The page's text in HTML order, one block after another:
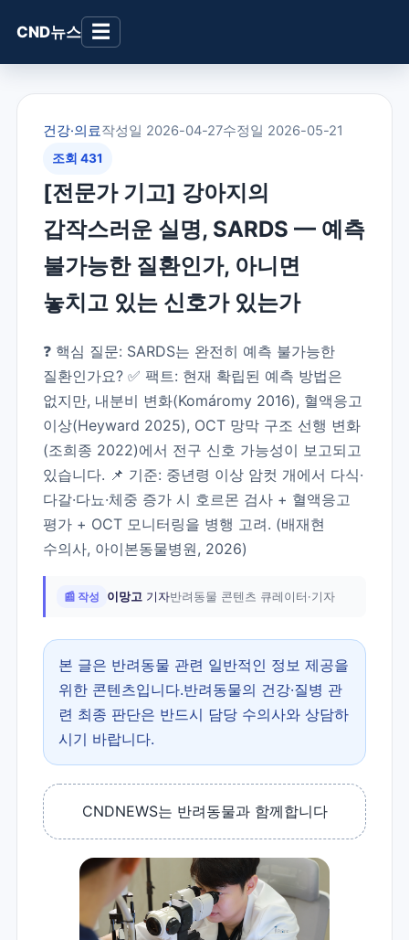
CND뉴스 ☰
건강·의료작성일 2026-04-27수정일 2026-05-21
조회 431
[전문가 기고] 강아지의
갑작스러운 실명, SARDS — 예측
불가능한 질환인가, 아니면
놓치고 있는 신호가 있는가
❓ 핵심 질문: SARDS는 완전히 예측 불가능한
질환인가요? ✅ 팩트: 현재 확립된 예측 방법은
없지만, 내분비 변화(Komáromy 2016), 혈액응고
이상(Heyward 2025), OCT 망막 구조 선행 변화
(조희종 2022)에서 전구 신호 가능성이 보고되고
있습니다. 📌 기준: 중년령 이상 암컷 개에서 다식·
다갈·다뇨·체중 증가 시 호르몬 검사 + 혈액응고
평가 + OCT 모니터링을 병행 고려. (배재현
수의사, 아이본동물병원, 2026)
📰 작성 이망고 기자반려동물 콘텐츠 큐레이터·기자
본 글은 반려동물 관련 일반적인 정보 제공을
위한 콘텐츠입니다.반려동물의 건강·질병 관
련 최종 판단은 반드시 담당 수의사와 상담하
시기 바랍니다.
CNDNEWS는 반려동물과 함께합니다